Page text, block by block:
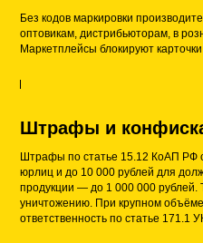
Без кодов маркировки
оптовикам, дистрибьюторам, в
Маркетплейсы блокируют
Штрафы и
Штрафы по статье 15.12 КоАП РФ
юрлиц и до 10 000 рублей для
продукции — до 1 000 000 рублей.
уничтожению. При крупном
ответственность по статье 171.1